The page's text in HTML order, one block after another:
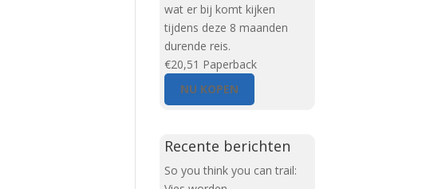
wat er bij komt kijken
tijdens deze 8 maanden
durende reis.
€20,51 Paperback
NU KOPEN
Recente berichten
So you think you can trail: